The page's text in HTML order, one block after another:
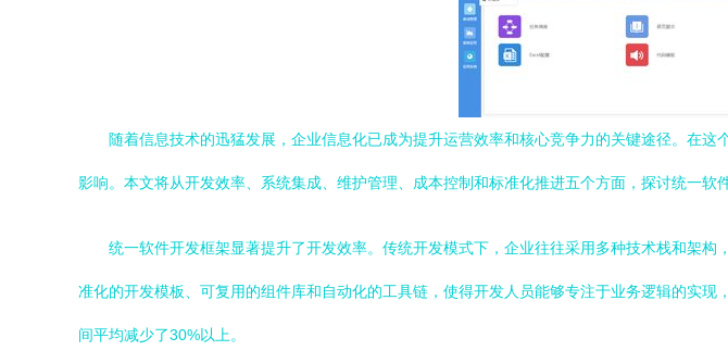
随着信息技术的迅猛发展，企业信息化已成为提升运营效率和核心竞争力的关键途径。在
影响。本文将从开发效率、系统集成、维护管理、成本控制和标准化推进五个方面，探讨统一软
统一软件开发框架显著提升了开发效率。传统开发模式下，企业往往采用多种技术栈和架
准化的开发模板、可复用的组件库和自动化的工具链，使得开发人员能够专注于业务逻辑的实
间平均减少了30%以上。